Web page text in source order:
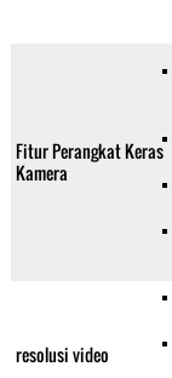
Fitur Perangkat Keras
Kamera
resolusi video